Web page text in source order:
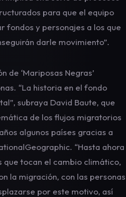
para que el equipo
fondos y personajes a los que
darle movimiento”.
de ‘Mariposas Negras’
“La historia en el fondo
subraya David Baute, que
de los flujos migratorios
algunos países gracias a
“Hasta ahora
que tocan el cambio climático,
la migración, con las personas
por este motivo, así